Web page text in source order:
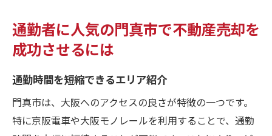
通勤者に人気の門真市で不動産売却を
成功させるには
通勤時間を短縮できるエリア紹介
門真市は、大阪へのアクセスの良さが特徴の一つです。
特に京阪電車や大阪モノレールを利用することで、通勤